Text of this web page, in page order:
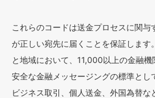
これらのコードは送金プロセスに関与
が正しい宛先に届くことを保証しま
と地域において、11,000以上の金融
安全な金融メッセージングの標準とし
ビジネス取引、個人送金、外国為替な